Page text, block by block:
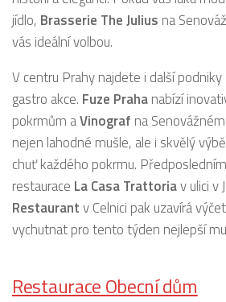
jídlo, Brasserie The Julius na
vás ideální volbou.
V centru Prahy najdete i další
gastro akce. Fuze Prahanabízí
pokrmům aVinograf na
nejen lahodné mušle, ale i skvělý
chuť každého pokrmu.
restaurace La Casa Trattoriav ulici v
Restaurantv Celnici pak uzavírá
vychutnat pro tento týden nejlepší
Restaurace Obecní dům